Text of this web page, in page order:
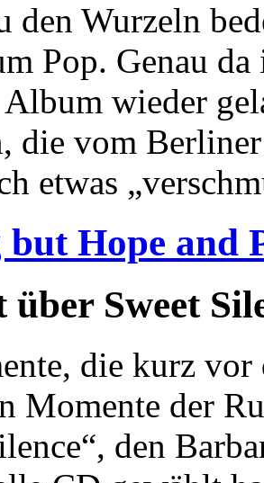
den Wurzeln
Pop. Genau
wieder
die vom
etwas
Hope and
über Sweet
die kurz vor
Momente der
den